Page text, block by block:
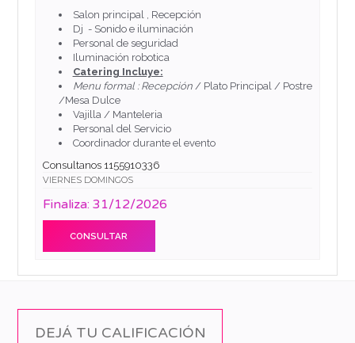
Salon principal , Recepción
Dj - Sonido e iluminación
Personal de seguridad
Iluminación robotica
Catering Incluye:
Menu formal : Recepción/ Plato Principal / Postre
/Mesa Dulce
Vajilla / Manteleria
Personal del Servicio
Coordinador durante el evento
Consultanos 1155910336
VIERNES DOMINGOS
Finaliza: 31/12/2026
CONSULTAR
DEJÁ TU CALIFICACIÓN